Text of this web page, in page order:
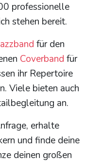
professionelle
stehen bereit.
für den
Coverband für
ihr Repertoire
Viele bieten auch
an.
erhalte
und finde deine
deinen großen